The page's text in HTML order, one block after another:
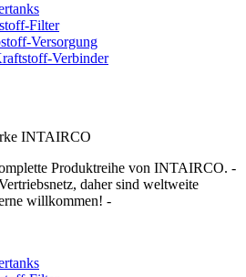
Filter
Versorgung
Verbinder
INTAIRCO
Produktreihe von INTAIRCO. -
daher sind weltweite
willkommen! -